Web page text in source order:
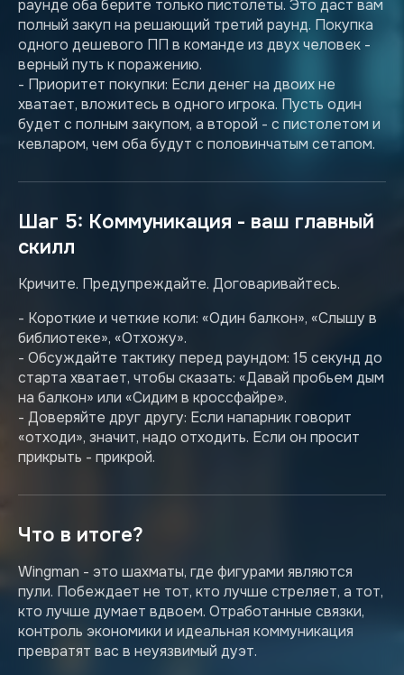
раунде оба берите только пистолеты. Это даст вам
полный закуп на решающий третий раунд. Покупка
одного дешевого ПП в команде из двух человек -
верный путь к поражению.
- Приоритет покупки: Если денег на двоих не
хватает, вложитесь в одного игрока. Пусть один
будет с полным закупом, а второй - с пистолетом и
кевларом, чем оба будут с половинчатым сетапом.
Шаг 5: Коммуникация - ваш главный
скилл
Кричите. Предупреждайте. Договаривайтесь.
- Короткие и четкие коли: «Один балкон», «Слышу в
библиотеке», «Отхожу».
- Обсуждайте тактику перед раундом: 15 секунд до
старта хватает, чтобы сказать: «Давай пробьем дым
на балкон» или «Сидим в кроссфайре».
- Доверяйте друг другу: Если напарник говорит
«отходи», значит, надо отходить. Если он просит
прикрыть - прикрой.
Что в итоге?
Wingman - это шахматы, где фигурами являются
пули. Побеждает не тот, кто лучше стреляет, а тот,
кто лучше думает вдвоем. Отработанные связки,
контроль экономики и идеальная коммуникация
превратят вас в неуязвимый дуэт.